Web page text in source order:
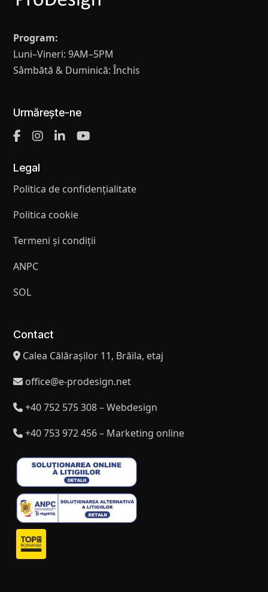
Program:
Luni–Vineri: 9AM–5PM
Sâmbătă & Duminică: Închis
Urmărește-ne
Legal
Politica de confidențialitate
Politica cookie
Termeni și condiții
ANPC
SOL
Contact
Calea Călărașilor 11, Brăila, etaj
office@e-prodesign.net
+40 752 575 308 – Webdesign
+40 753 972 456 – Marketing online